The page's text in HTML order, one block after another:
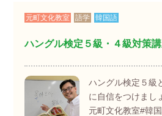
元町文化教室 語学 韓国語
ハングル検定５級・４級対策講
ハングル検定５級
に自信をつけまし
元町文化教室#韓